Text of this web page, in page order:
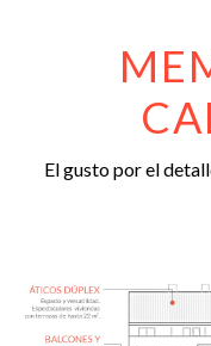
El gusto por el